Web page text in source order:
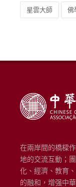
2006 古琴
在兩岸間的橋樑
地的交流互動；